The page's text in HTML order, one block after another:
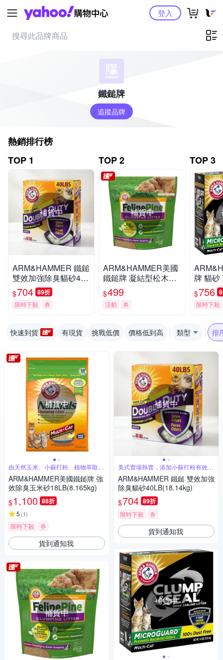
Yahoo購物中心登入
鐵鎚牌
追蹤品牌
熱銷排行榜
TOP 1
補貨中
ARM&HAMMER 鐵鎚
雙效加強除臭貓砂40L
B(18.14kg)
$704 89折
限時下殺 券
TOP 2
補貨中
ARM&HAMMER美國
鐵鎚牌 凝結型松木砂
8LB(3.62kg)
$499
活動 券
TOP 3
牌 貓砂
$756
限時下殺
快速到貨 有現貨 挑戰低價 價格低到高 類型 排
補貨中
由天然玉米、小蘇打粉、植物萃取物
製成
ARM&HAMMER美國鐵鎚牌 強
效除臭玉米砂18LB(8.165kg)
$1,100 88折
5 (1)
限時下殺 券
貨到通知我
補貨中
補貨中
美式賣場熱賣，添加小蘇打粉有效消
除臭味
ARM&HAMMER 鐵鎚 雙效加強
除臭貓砂40LB(18.14kg)
$704 89折
限時下殺 券
貨到通知我
補貨中